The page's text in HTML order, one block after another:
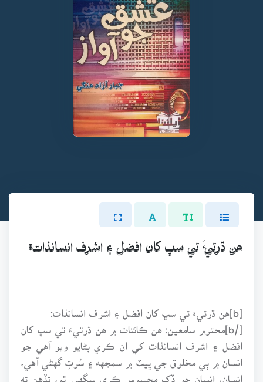
هن ڌرتيءَ تي سڀ کان افضل ۽ اشرف انسانذات:
[b]هن ڌرتيءَ تي سڀ کان افضل ۽ اشرف انسانذات:
[/b]محترم سامعين: هن ڪائنات ۾ هن ڌرتيءَ تي سڀ کان
افضل ۽ اشرف انسانذات کي ان ڪري بڻايو ويو آهي جو
انسان ۾ ٻي مخلوق جي ڀيٽ ۾ سمجهه ۽ سُرتِ گهڻي آهي،
انسان، انسان جو ڏک محسوس ڪري سگهي ٿو، تڏهن ته